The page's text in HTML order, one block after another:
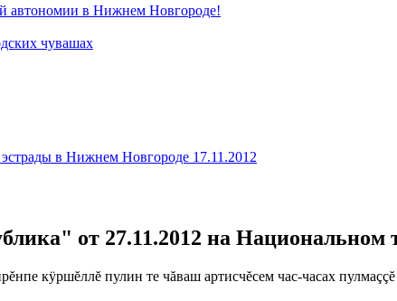
автономии в Нижнем Новгороде!
чувашах
в Нижнем Новгороде 17.11.2012
от 27.11.2012 на
кÿршĕллĕ пулин те чăваш артисчĕсем час-часах